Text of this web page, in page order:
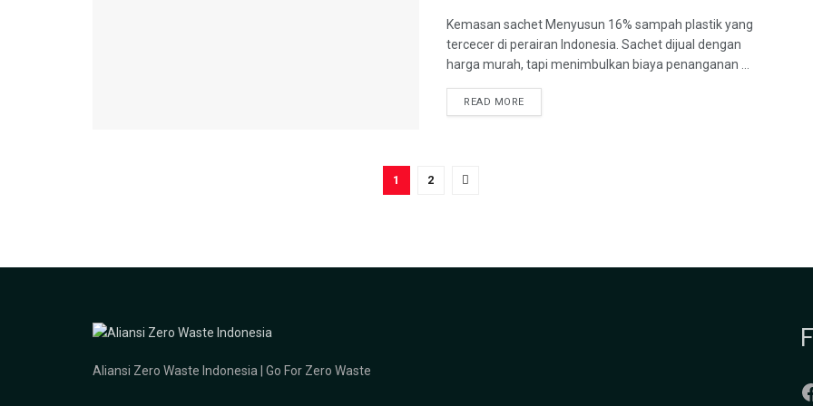
Kemasan sachet Menyusun 16% sampah plastik yang
tercecer di perairan Indonesia. Sachet dijual dengan
harga murah, tapi menimbulkan biaya penanganan ...
READ MORE
1 2
Aliansi Zero Waste Indonesia | Go For Zero Waste